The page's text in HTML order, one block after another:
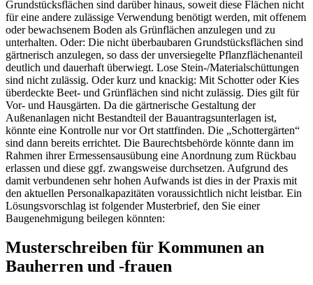
Grundstücksflächen sind darüber hinaus, soweit diese Flächen nicht
für eine andere zulässige Verwendung benötigt werden, mit offenem
oder bewachsenem Boden als Grünflächen anzulegen und zu
unterhalten. Oder: Die nicht überbaubaren Grundstücksflächen sind
gärtnerisch anzulegen, so dass der unversiegelte Pflanzflächenanteil
deutlich und dauerhaft überwiegt. Lose Stein-/Materialschüttungen
sind nicht zulässig. Oder kurz und knackig: Mit Schotter oder Kies
überdeckte Beet- und Grünflächen sind nicht zulässig. Dies gilt für
Vor- und Hausgärten. Da die gärtnerische Gestaltung der
Außenanlagen nicht Bestandteil der Bauantragsunterlagen ist,
könnte eine Kontrolle nur vor Ort stattfinden. Die „Schottergärten“
sind dann bereits errichtet. Die Baurechtsbehörde könnte dann im
Rahmen ihrer Ermessensausübung eine Anordnung zum Rückbau
erlassen und diese ggf. zwangsweise durchsetzen. Aufgrund des
damit verbundenen sehr hohen Aufwands ist dies in der Praxis mit
den aktuellen Personalkapazitäten voraussichtlich nicht leistbar. Ein
Lösungsvorschlag ist folgender Musterbrief, den Sie einer
Baugenehmigung beilegen könnten:
Musterschreiben für Kommunen an
Bauherren und -frauen